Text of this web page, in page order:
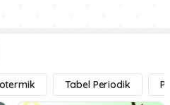
Tabel Periodik